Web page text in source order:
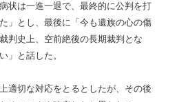
状は一進一退で、最終的に公判を打
」とし、最後に「今も遺族の心の傷
判史上、空前絶後の長期裁判とな
」と話した。
適切な対応をとるとしたが、その後